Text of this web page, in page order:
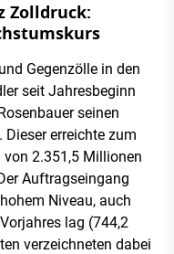
Zolldruck:
Gegenzölle in den
seit Jahresbeginn
seinen
erreichte zum
2.351,5 Millionen
Auftragseingang
Niveau, auch
lag (744,2
verzeichneten dabei